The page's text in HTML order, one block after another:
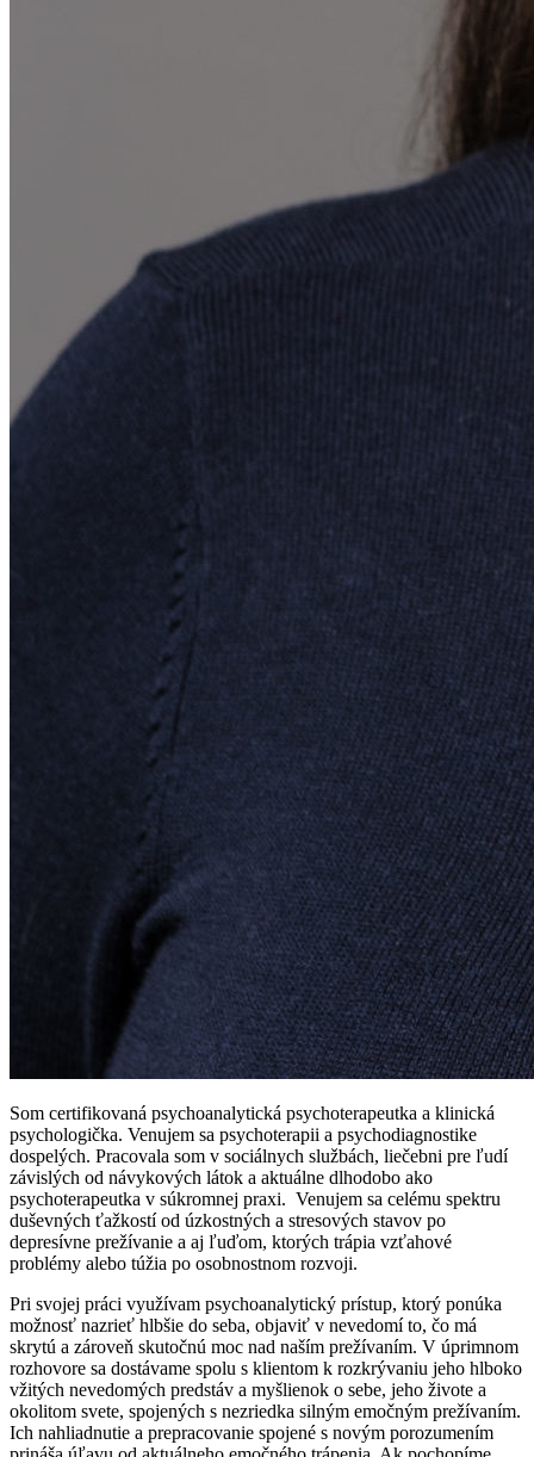
Som certifikovaná psychoanalytická psychoterapeutka a klinická
psychologička. Venujem sa psychoterapii a psychodiagnostike
dospelých. Pracovala som v sociálnych službách, liečebni pre ľudí
závislých od návykových látok a aktuálne dlhodobo ako
psychoterapeutka v súkromnej praxi. Venujem sa celému spektru
duševných ťažkostí od úzkostných a stresových stavov po
depresívne prežívanie a aj ľuďom, ktorých trápia vzťahové
problémy alebo túžia po osobnostnom rozvoji.
Pri svojej práci využívam psychoanalytický prístup, ktorý ponúka
možnosť nazrieť hlbšie do seba, objaviť v nevedomí to, čo má
skrytú a zároveň skutočnú moc nad naším prežívaním. V úprimnom
rozhovore sa dostávame spolu s klientom k rozkrývaniu jeho hlboko
vžitých nevedomých predstáv a myšlienok o sebe, jeho živote a
okolitom svete, spojených s nezriedka silným emočným prežívaním.
Ich nahliadnutie a prepracovanie spojené s novým porozumením